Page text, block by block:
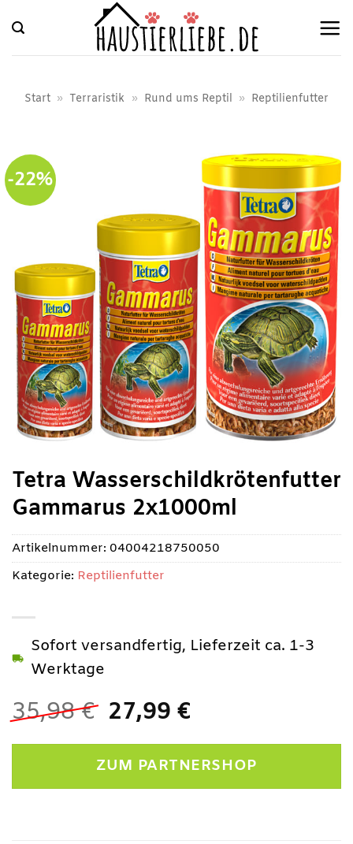
Inhalt
springen
Start » Terraristik » Rund ums Reptil » Reptilienfutter
-22%
Tetra Wasserschildkrötenfutter
Gammarus 2x1000ml
35,98€ Ursprünglicher
war:
35,98 €
27,99 €Aktueller
ist:
27,99 €.
Sofort versandfertig, Lieferzeit ca. 1-3
Werktage
ZUM PARTNERSHOP
Artikelnummer: 04004218750050
Kategorie: Reptilienfutter